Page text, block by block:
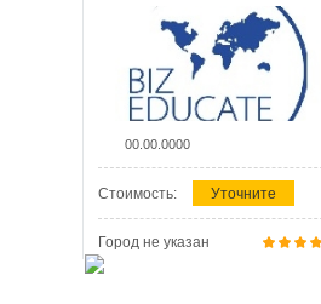
00.00.0000
Стоимость: Уточните
Город не указан